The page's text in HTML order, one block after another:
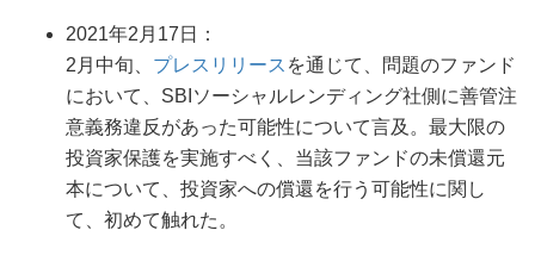
2021年2月17日：
2月中旬、 プレスリリース を通じて、問題のファンド
において、SBIソーシャルレンディング社側に善管注
意義務違反があった可能性について言及。最大限の
投資家保護を実施すべく、当該ファンドの未償還元
本について、投資家への償還を行う可能性に関し
て、初めて触れた。